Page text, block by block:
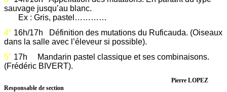
sauvage jusqu’au blanc.
Ex : Gris, pastel…………
4° 16h/17h Définition des mutations du Ruficauda. (Oiseaux
dans la salle avec l’éleveur si possible).
5° 17h Mandarin pastel classique et ses combinaisons.
(Frédéric BIVERT).
Pierre LOPEZ
Responsable de section